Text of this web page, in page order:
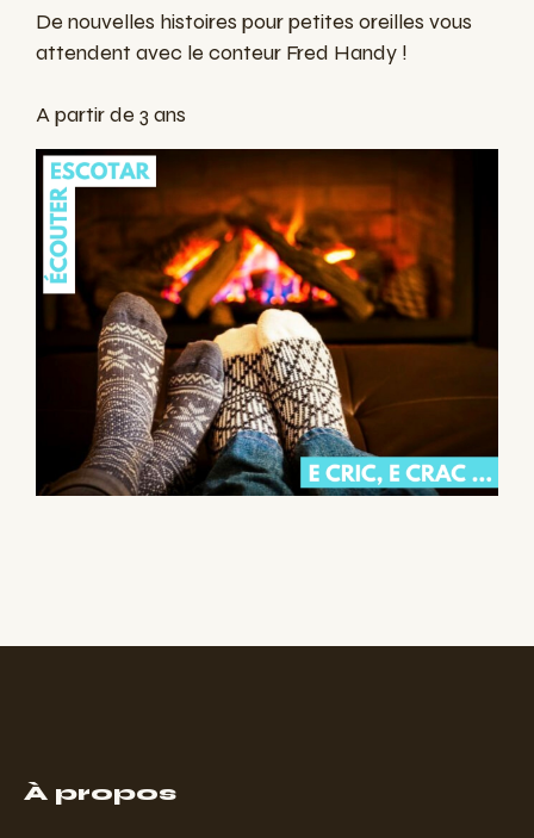
De nouvelles histoires pour petites oreilles vous
attendent avec le conteur Fred Handy !
A partir de 3 ans
À propos